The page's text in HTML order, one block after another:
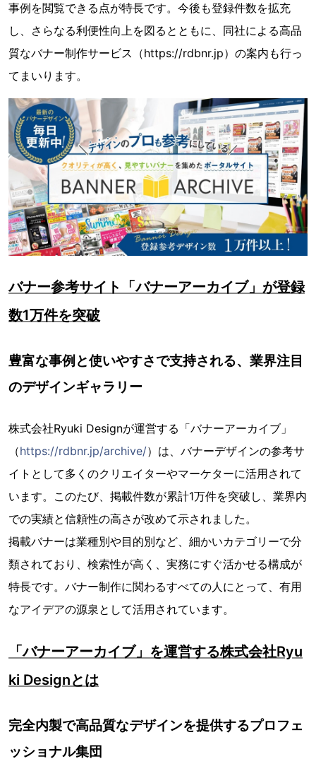
事例を閲覧できる点が特長です。今後も登録件数を拡充
し、さらなる利便性向上を図るとともに、同社による高品
質なバナー制作サービス（https://rdbnr.jp）の案内も行っ
てまいります。
バナー参考サイト「バナーアーカイブ」が登録
数1万件を突破
豊富な事例と使いやすさで支持される、業界注目
のデザインギャラリー
株式会社Ryuki Designが運営する「バナーアーカイブ」
（https://rdbnr.jp/archive/）は、バナーデザインの参考サ
イトとして多くのクリエイターやマーケターに活用されて
います。このたび、掲載件数が累計1万件を突破し、業界内
での実績と信頼性の高さが改めて示されました。
掲載バナーは業種別や目的別など、細かいカテゴリーで分
類されており、検索性が高く、実務にすぐ活かせる構成が
特長です。バナー制作に関わるすべての人にとって、有用
なアイデアの源泉として活用されています。
「バナーアーカイブ」を運営する株式会社Ryu
ki Designとは
完全内製で高品質なデザインを提供するプロフェ
ッショナル集団